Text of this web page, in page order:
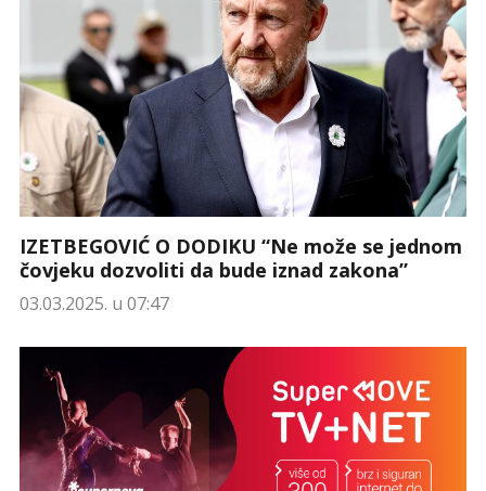
IZETBEGOVIĆ O DODIKU “Ne može se jednom
čovjeku dozvoliti da bude iznad zakona”
03.03.2025. u 07:47